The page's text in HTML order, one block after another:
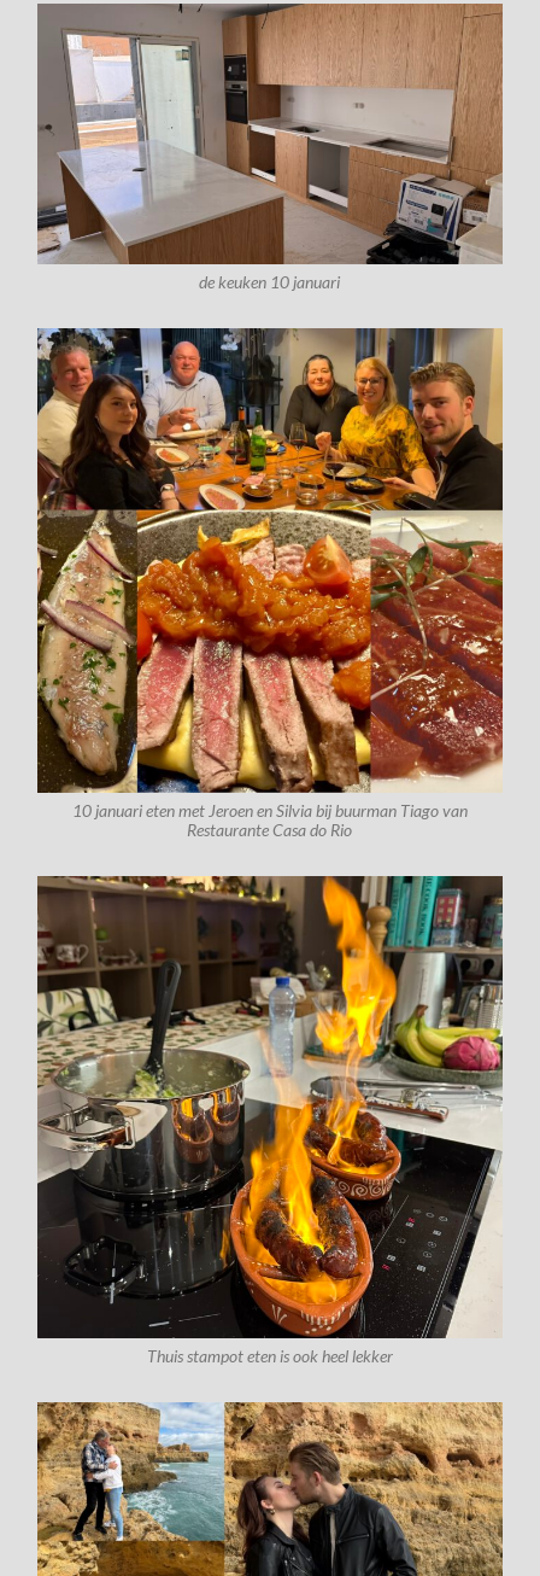
de keuken 10 januari
10 januari eten met Jeroen en Silvia bij buurman Tiago van
Restaurante Casa do Rio
Thuis stampot eten is ook heel lekker